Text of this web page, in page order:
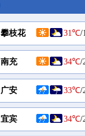
攀枝花 31℃/
南充 34℃/
广安 33℃/
宜宾 34℃/